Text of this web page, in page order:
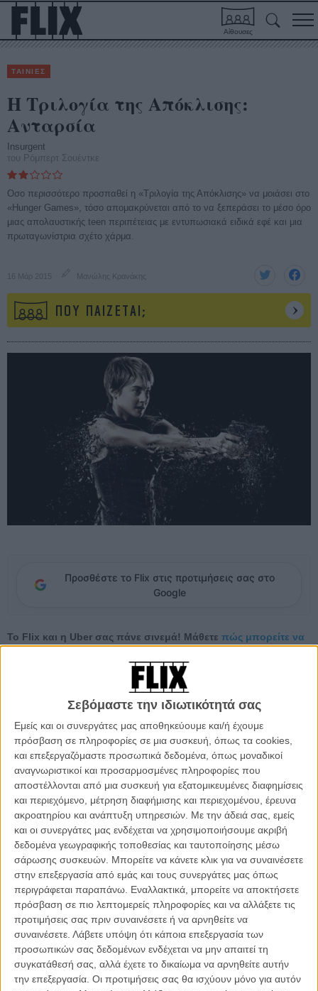
Σεβόμαστε την ιδιωτικότητά σας
Εμείς και οι συνεργάτες μας αποθηκεύουμε και/ή έχουμε
πρόσβαση σε πληροφορίες σε μια συσκευή, όπως τα cookies,
και επεξεργαζόμαστε προσωπικά δεδομένα, όπως μοναδικοί
αναγνωριστικοί και προσαρμοσμένες πληροφορίες που
αποστέλλονται από μια συσκευή για εξατομικευμένες διαφημίσεις
και περιεχόμενο, μέτρηση διαφήμισης και περιεχομένου, έρευνα
ακροατηρίου και ανάπτυξη υπηρεσιών. Με την άδειά σας, εμείς
και οι συνεργάτες μας ενδέχεται να χρησιμοποιήσουμε ακριβή
δεδομένα γεωγραφικής τοποθεσίας και ταυτοποίησης μέσω
σάρωσης συσκευών. Μπορείτε να κάνετε κλικ για να συναινέσετε
στην επεξεργασία από εμάς και τους συνεργάτες μας όπως
περιγράφεται παραπάνω. Εναλλακτικά, μπορείτε να αποκτήσετε
πρόσβαση σε πιο λεπτομερείς πληροφορίες και να αλλάξετε τις
προτιμήσεις σας πριν συναινέσετε ή να αρνηθείτε να
συναινέσετε. Λάβετε υπόψη ότι κάποια επεξεργασία των
προσωπικών σας δεδομένων ενδέχεται να μην απαιτεί τη
συγκατάθεσή σας, αλλά έχετε το δικαίωμα να αρνηθείτε αυτήν
την επεξεργασία. Οι προτιμήσεις σας θα ισχύουν μόνο για αυτόν
Αίθουσες
ΤΑΙΝΙΕΣ
Η Τριλογία της Απόκλισης:
Ανταρσία
Insurgent
του Ρόμπερτ Σουέντκε
Οσο περισσότερο προσπαθεί η «Τριλογία της Απόκλισης» να μοιάσει στο
«Hunger Games», τόσο απομακρύνεται από το να ξεπεράσει το μέσο όρο
μιας απολαυστικής teen περιπέτειας με εντυπωσιακά ειδικά εφέ και μια
πρωταγωνίστρια σχέτο χάρμα.
16 Μάρ 2015 Μανώλης Κρανάκης
ΠΟΥ ΠΑΙΖΕΤΑΙ;
Προσθέστε το Flix στις προτιμήσεις σας στο
Google
Το Flix και η Uber σας πάνε σινεμά! Μάθετε πώς μπορείτε να
, καλέστε uberTAXI και... φύγατε!
Επικεφαλής πια της επανάστασης που απειλεί το αυστηρά
δομημένο κοινωνικό σύστημα, η Τρις και ο Φορ βρίσκονται στο
στόχαστρο της, διψασμένης για εξουσία, Τζανίν. Καθώς ο στρατός
της χτενίζει τα ερείπια της πόλης για να τους εντοπίσουν, η Τρις με
τον Φορ διασχίζουν την πόλη ελπίζοντας να βρουν συμμάχους.
Παράλληλα η Τρις προσπαθεί να αποκαλύψει το μυστικό, για το
οποίο θυσιάστηκαν οι γονείς και οι φίλοι της, το μυστικό που εξηγεί
γιατί η Τζανίν δεν θα πάψει ποτέ να την κυνηγά. Αναζητώντας
απεγνωσμένα έναν τρόπο για να μην προκαλέσει πόνο στους
αγαπημένους της, η Τρις αντιμετωπίζει τους χειρότερους φόβους
της σε μια σειρά σχεδόν αδύνατων προκλήσεων, καθώς επιδιώκει
να ξεκλειδώσει την αλήθεια για το παρελθόν, και τελικά το μέλλον,
του κόσμου της.
Αν δεν έχεις δει τους«Διαφορετικούς»δεν είναι καθόλου σίγουρο
πως θα καταλάβεις τι στο διάολο συμβαίνει στην «Ανταρσία»,
δεύτερο μέρος της «Τριλογίας της Απόκλισης», όπως την
οραματίστηκε και την έκανε best-seller η Βερόνικα Ροθ, ζηλεύοντας
την δόξα της Σούζαν Κόλινς με τα «Hunger Games».